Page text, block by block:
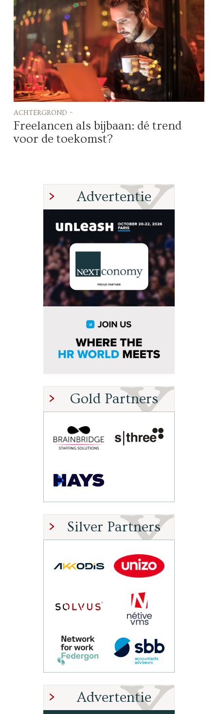
achtergrond -
Freelancen als bijbaan: dé trend
voor de toekomst?
Advertentie
Gold Partners
Silver Partners
Advertentie